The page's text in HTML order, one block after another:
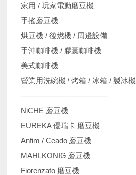
家用 / 玩家電動磨豆機
手搖磨豆機
烘豆機 / 後燃機 / 周邊設備
手沖咖啡機 / 膠囊咖啡機
美式咖啡機
營業用洗碗機 / 烤箱 / 冰箱 / 製冰機
────────────────
NiCHE 磨豆機
EUREKA 優瑞卡 磨豆機
Anfim / Ceado 磨豆機
MAHLKONIG 磨豆機
Fiorenzato 磨豆機